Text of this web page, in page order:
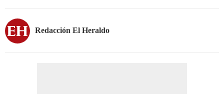
Redacción El Heraldo